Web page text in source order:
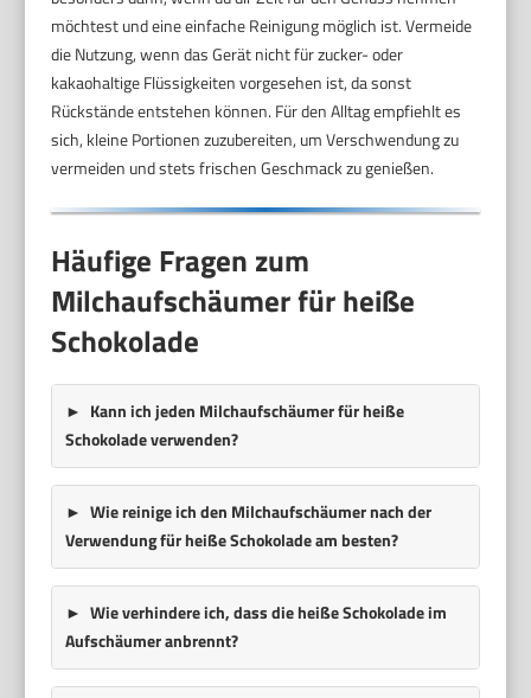
möchtest und eine einfache Reinigung möglich ist. Vermeide
die Nutzung, wenn das Gerät nicht für zucker- oder
kakaohaltige Flüssigkeiten vorgesehen ist, da sonst
Rückstände entstehen können. Für den Alltag empfiehlt es
sich, kleine Portionen zuzubereiten, um Verschwendung zu
vermeiden und stets frischen Geschmack zu genießen.
Häufige Fragen zum
Milchaufschäumer für heiße
Schokolade
Kann ich jeden Milchaufschäumer für heiße
Schokolade verwenden?
Wie reinige ich den Milchaufschäumer nach der
Verwendung für heiße Schokolade am besten?
Wie verhindere ich, dass die heiße Schokolade im
Aufschäumer anbrennt?